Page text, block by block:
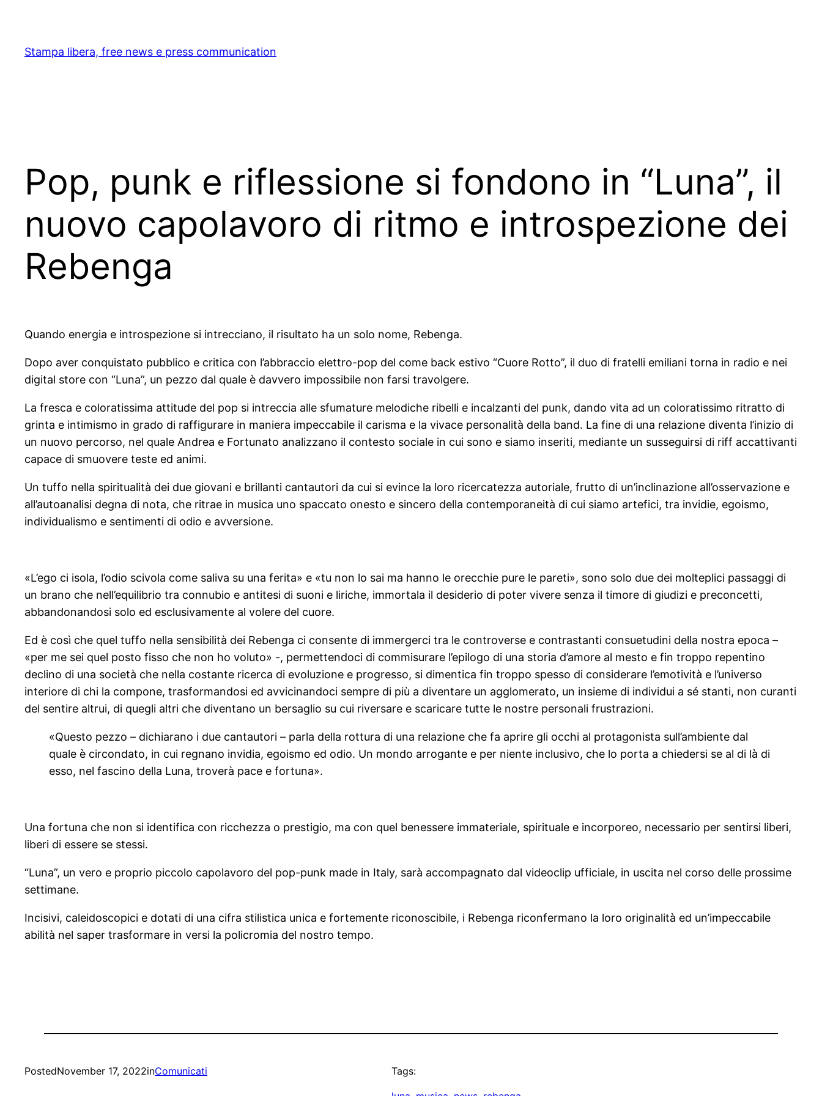
content
Stampa libera, free news e press communication
Pop, punk e riflessione si fondono in “Luna”, il
nuovo capolavoro di ritmo e introspezione dei
Rebenga
Quando energia e introspezione si intrecciano, il risultato ha un solo nome, Rebenga.
Dopo aver conquistato pubblico e critica con l’abbraccio elettro-pop del come back estivo “Cuore Rotto”, il duo di fratelli emiliani torna in radio e nei
digital store con “Luna”, un pezzo dal quale è davvero impossibile non farsi travolgere.
La fresca e coloratissima attitude del pop si intreccia alle sfumature melodiche ribelli e incalzanti del punk, dando vita ad un coloratissimo ritratto di
grinta e intimismo in grado di raffigurare in maniera impeccabile il carisma e la vivace personalità della band. La fine di una relazione diventa l’inizio di
un nuovo percorso, nel quale Andrea e Fortunato analizzano il contesto sociale in cui sono e siamo inseriti, mediante un susseguirsi di riff accattivanti
capace di smuovere teste ed animi.
Un tuffo nella spiritualità dei due giovani e brillanti cantautori da cui si evince la loro ricercatezza autoriale, frutto di un’inclinazione all’osservazione e
all’autoanalisi degna di nota, che ritrae in musica uno spaccato onesto e sincero della contemporaneità di cui siamo artefici, tra invidie, egoismo,
individualismo e sentimenti di odio e avversione.
«L’ego ci isola, l’odio scivola come saliva su una ferita» e «tu non lo sai ma hanno le orecchie pure le pareti», sono solo due dei molteplici passaggi di
un brano che nell’equilibrio tra connubio e antitesi di suoni e liriche, immortala il desiderio di poter vivere senza il timore di giudizi e preconcetti,
abbandonandosi solo ed esclusivamente al volere del cuore.
Ed è così che quel tuffo nella sensibilità dei Rebenga ci consente di immergerci tra le controverse e contrastanti consuetudini della nostra epoca –
«per me sei quel posto fisso che non ho voluto» -, permettendoci di commisurare l’epilogo di una storia d’amore al mesto e fin troppo repentino
declino di una società che nella costante ricerca di evoluzione e progresso, si dimentica fin troppo spesso di considerare l’emotività e l’universo
interiore di chi la compone, trasformandosi ed avvicinandoci sempre di più a diventare un agglomerato, un insieme di individui a sé stanti, non curanti
del sentire altrui, di quegli altri che diventano un bersaglio su cui riversare e scaricare tutte le nostre personali frustrazioni.
«Questo pezzo – dichiarano i due cantautori – parla della rottura di una relazione che fa aprire gli occhi al protagonista sull’ambiente dal
quale è circondato, in cui regnano invidia, egoismo ed odio. Un mondo arrogante e per niente inclusivo, che lo porta a chiedersi se al di là di
esso, nel fascino della Luna, troverà pace e fortuna».
Una fortuna che non si identifica con ricchezza o prestigio, ma con quel benessere immateriale, spirituale e incorporeo, necessario per sentirsi liberi,
liberi di essere se stessi.
“Luna”, un vero e proprio piccolo capolavoro del pop-punk made in Italy, sarà accompagnato dal videoclip ufficiale, in uscita nel corso delle prossime
settimane.
Incisivi, caleidoscopici e dotati di una cifra stilistica unica e fortemente riconoscibile, i Rebenga riconfermano la loro originalità ed un’impeccabile
abilità nel saper trasformare in versi la policromia del nostro tempo.
PostedNovember 17, 2022inComunicati Tags: